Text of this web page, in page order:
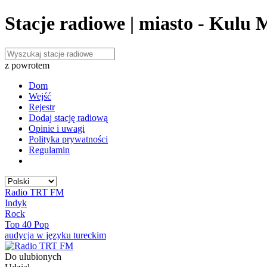
Stacje radiowe | miasto - Kulu
z powrotem
Dom
Wejść
Rejestr
Dodaj stację radiową
Opinie i uwagi
Polityka prywatności
Regulamin
Radio TRT FM
Indyk
Rock
Top 40 Pop
audycja w języku tureckim
Do ulubionych